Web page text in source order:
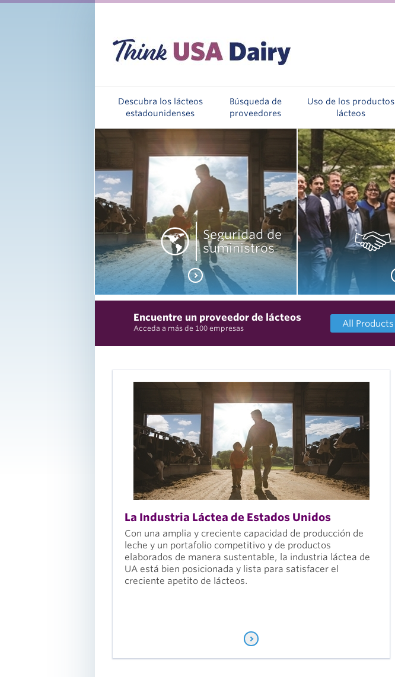
Descubra los lácteos
estadounidenses
Búsqueda de
proveedores
Uso de los productos
lácteos
Seguridad de
suministros
La industria láctea
estadounidense
brinda seguridad
de suministros a
través de sus
abundantes y
ampliables
producción
durante todo el
año y sus sólidas
capacidades en
toda la cadena de
abasto
Encuentre un proveedor de lácteos
Acceda a más de 100 empresas
La Industria Láctea de Estados Unidos
Con una amplia y creciente capacidad de producción de
leche y un portafolio competitivo y de productos
elaborados de manera sustentable, la industria láctea de
UA está bien posicionada y lista para satisfacer el
creciente apetito de lácteos.